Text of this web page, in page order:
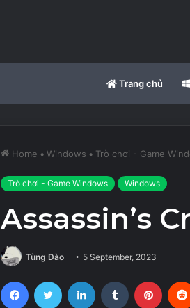
Trang chủ
Home • Windows • Trò chơi - Game
Trò chơi - Game Windows Windows
Assassin’s
Tùng Đào 5 September, 2023
FacebookTwitter LinkedIn Tumblr